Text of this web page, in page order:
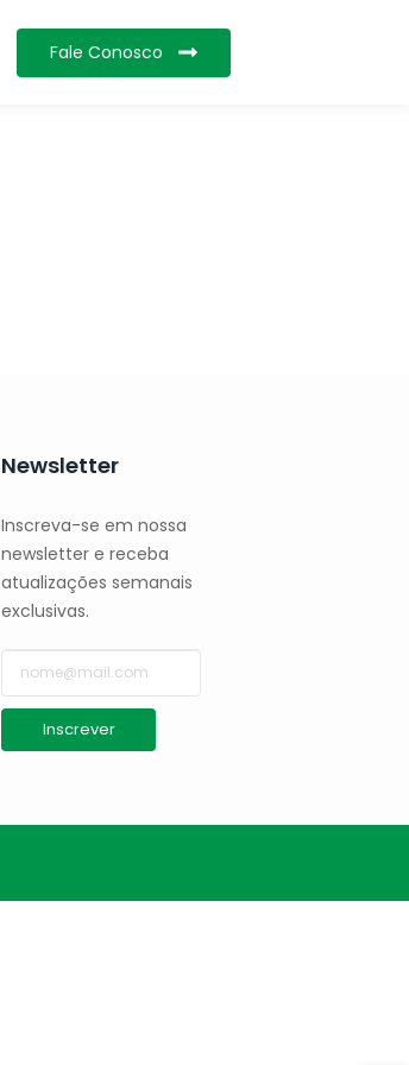
Fale Conosco
Newsletter
Inscreva-se em nossa
newsletter e receba
atualizações semanais
exclusivas.
Inscrever